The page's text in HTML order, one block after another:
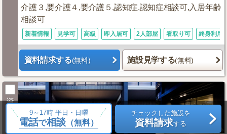
介護３,要介護４,要介護５,認知症,認知症相談可,入居年齢
相談可
新着情報 見学可 高級 即入居可 2人部屋 看取り可 終身利用
資料請求する(無料) 施設見学する(無料)
資
料
9～17時 平日・日曜
電話で相談（無料）
チェックした施設を
資料請求する